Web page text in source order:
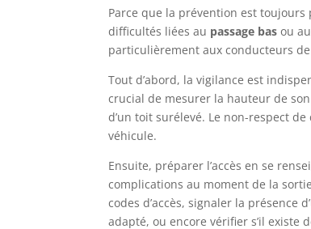
Parce que la prévention est
difficultés liées au passage bas ou
particulièrement aux conducteurs
Tout d’abord, la vigilance est
crucial de mesurer la hauteur de
d’un toit surélevé. Le non-respect
véhicule.
Ensuite, préparer l’accès en se
complications au moment de la
codes d’accès, signaler la
adapté, ou encore vérifier s’il